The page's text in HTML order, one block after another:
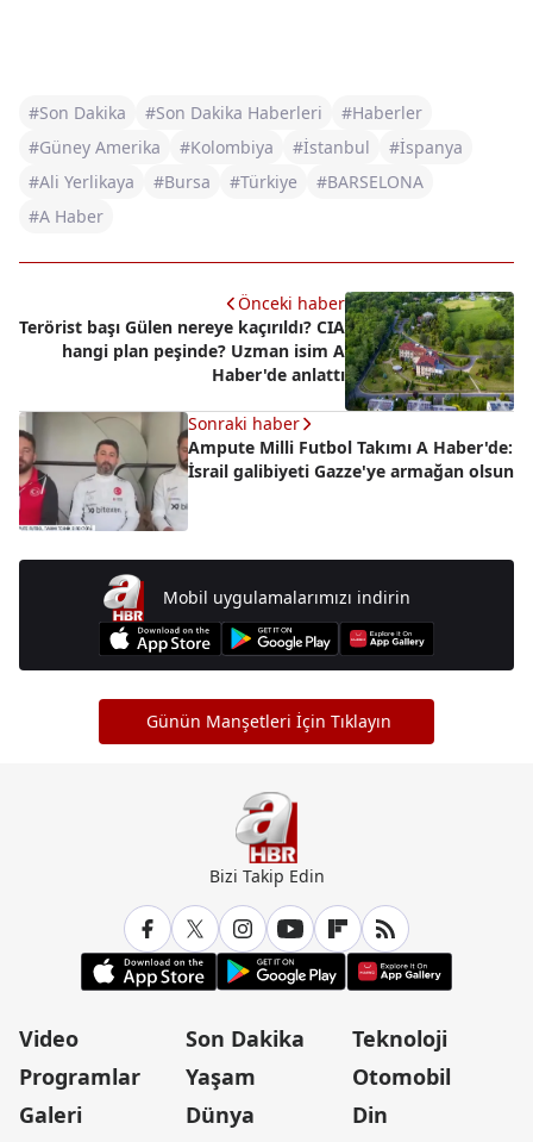
#Son Dakika #Son Dakika Haberleri
#Haberler
#Güney Amerika
#Kolombiya #İstanbul
#İspanya
#Ali Yerlikaya
#Bursa #Türkiye
#BARSELONA
#A Haber
Önceki haber
Terörist başı Gülen nereye kaçırıldı? CIA
hangi plan peşinde? Uzman isim A
Haber'de anlattı
Sonraki haber
Ampute Milli Futbol Takımı A Haber'de:
İsrail galibiyeti Gazze'ye armağan olsun
Mobil uygulamalarımızı indirin
Günün Manşetleri İçin Tıklayın
Bizi Takip Edin
Video
Programlar
Galeri
Son Dakika
Yaşam
Dünya
Teknoloji
Otomobil
Din